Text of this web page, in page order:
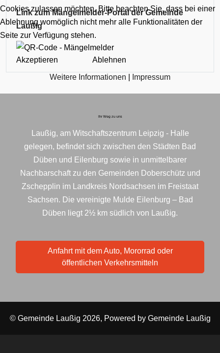
Link zum Mängelmelder-Portal der Gemeinde
Laußig
Ihr Weg zu uns
Laußig, am Witschaftszentrum Leipzig - Halle
gelegen, befindet sich zwischen den Städten Bad
Düben und Eilenburg sowie in unmittelbarer
Nachbarschaft zu den Gemeinden Doberschütz und
Zschepplin im Landkreis Nordsachsen im Freistaat
Sachsen. Die vereinigte Mulde Eilenburg – Bad
Düben liegt 2½ km südlich von Laußig.
Anfahrt mit dem Auto, Mororrad oder
öffentlichen Verkehrsmitteln
© Gemeinde Laußig 2026, Powered by Gemeinde Laußig
Cookies zulassen möchten. Bitte beachten Sie, dass bei einer
Ablehnung womöglich nicht mehr alle Funktionalitäten der
Seite zur Verfügung stehen.
Akzeptieren Ablehnen
Weitere Informationen Impressum